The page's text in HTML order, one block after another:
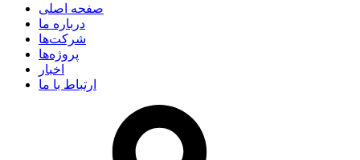
صفحه اصلی
درباره ما
شرکت‌ها
پروژه‌ها
اخبار
ارتباط با ما